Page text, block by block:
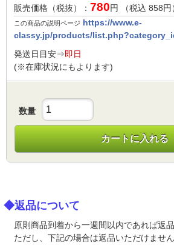
販売価格（税抜）： 780円 （税込 858円
この商品の説明ページ https://www.e-
classy.jp/products/
発送日目安⇒即日
(※在庫状況にもよります)
数量
カートに入れる
◆返品について
原則商品到着から一週間以内であれば返品
ただし、下記の場合は返品いただけません